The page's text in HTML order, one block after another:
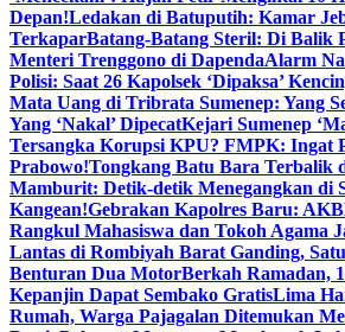
Depan!Ledakan di Batuputih: Kamar
TerkaparBatang-Batang Steril: Di Balik
Menteri Trenggono di DapendaAlarm
Polisi: Saat 26 Kapolsek ‘Dipaksa’
Mata Uang di Tribrata Sumenep: Yang
Yang ‘Nakal’ DipecatKejari Sumenep
Tersangka Korupsi KPU? FMPK: Ingat
Prabowo!Tongkang Batu Bara Terbalik
Mamburit: Detik-detik Menegangkan di
Kangean!Gebrakan Kapolres Baru:
Rangkul Mahasiswa dan Tokoh Agama
Lantas di Rombiyah Barat Ganding,
Benturan Dua MotorBerkah Ramadan,
Kepanjin Dapat Sembako GratisLima
Rumah, Warga Pajagalan Ditemukan